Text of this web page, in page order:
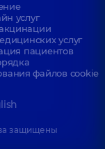
услуг
услуг
пациентов
файлов cookie
защищены